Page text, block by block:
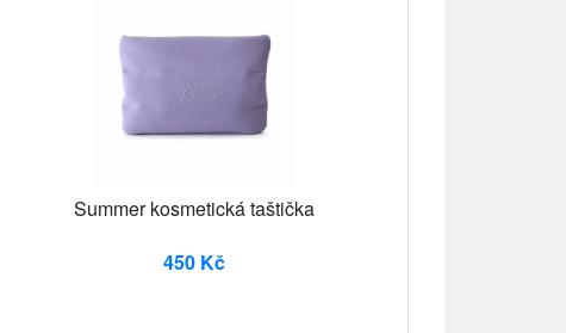
Summer kosmetická taštička
450 Kč